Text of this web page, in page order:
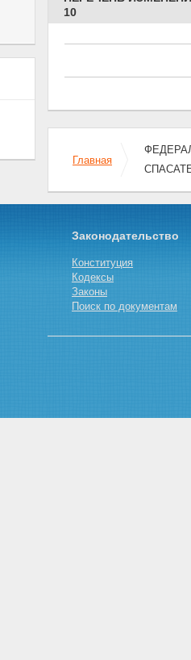
10
Главная
Законодательство
Конституция
Кодексы
Законы
Поиск по документам